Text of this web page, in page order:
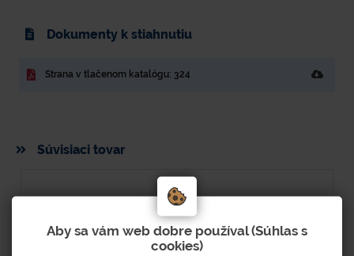
Dokumenty k stiahnutiu
Strana v tlačenom katalógu: 324
Súvisiaci tovar
Aby sa vám web dobre používal (Súhlas s
cookies)